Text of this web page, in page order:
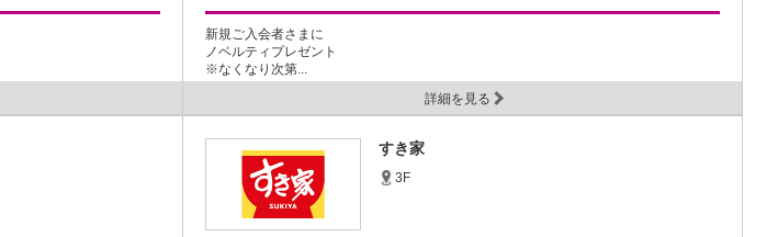
新規ご入会者さまに
ノベルティプレゼント
※なくなり次第...
詳細を見る
すき家
3F